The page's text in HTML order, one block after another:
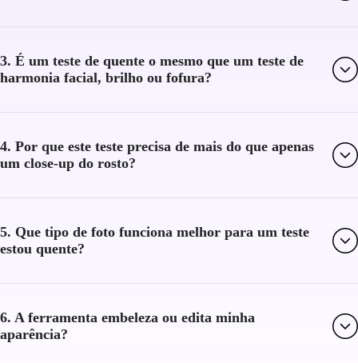
3. É um teste de quente o mesmo que um teste de
harmonia facial, brilho ou fofura?
4. Por que este teste precisa de mais do que apenas
um close-up do rosto?
5. Que tipo de foto funciona melhor para um teste
estou quente?
6. A ferramenta embeleza ou edita minha
aparência?